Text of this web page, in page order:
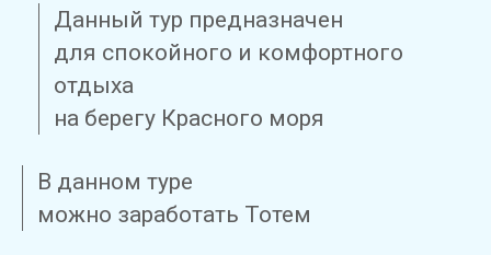
Данный тур предназначен
для спокойного и комфортного
отдыха
на берегу Красного моря
В данном туре
можно заработать Тотем